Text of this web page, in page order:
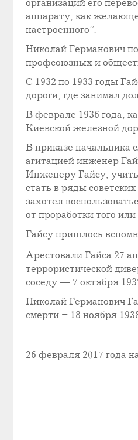
организаций его
аппарату, как
настроенного”.
Николай Германович
профсоюзных и
С 1932 по 1933 годы
дороги, где занимал
В феврале 1936 года,
Киевской железной
В приказе начальника
агитацией инженер
Инженеру Гайсу,
стать в ряды
захотел
от проработки того
Гайсу пришлось
Арестовали Гайса 27
террористической
соседу — 7 октября
Николай Германович
смерти – 18 ноября
26 февраля 2017 года